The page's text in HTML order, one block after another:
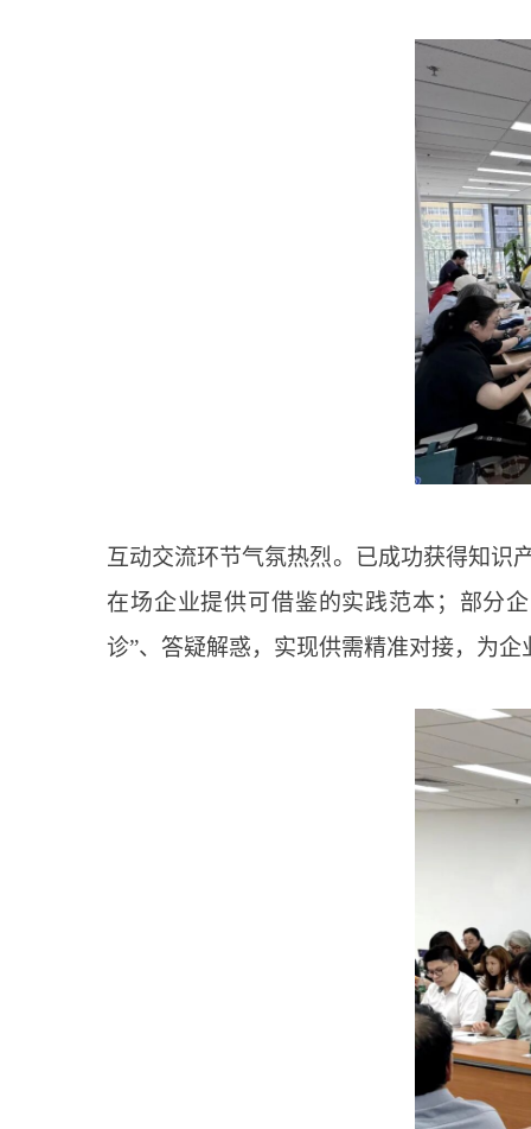
互动交流环节气氛热烈。已成功获得知识
在场企业提供可借鉴的实践范本；部分
诊”、答疑解惑，实现供需精准对接，为企